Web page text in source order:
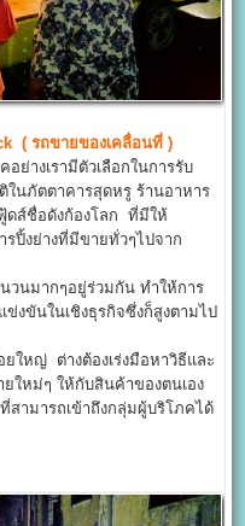
( รถขายของเคลื่อนที่ )
ย่างเรามีตัวเลือกในการรับ
ในภัตตาคารสุดหรู ร้านอาหาร
ดส์ชื่อดังก้องโลก ที่มีให้
ปิ้งย่างที่มีขายทั่วๆไปจาก
วนมากๆอยู่ร่วมกัน ทำให้การ
งขันในเชิงธุรกิจซึ่งก็สูงตามไป
ยใหญ่ ต่างต้องเร่งมือหาวิธีและ
ใหม่ๆ ให้กับสินค้าของตนเอง
สามารถเข้าถึงกลุ่มผู้บริโภคได้